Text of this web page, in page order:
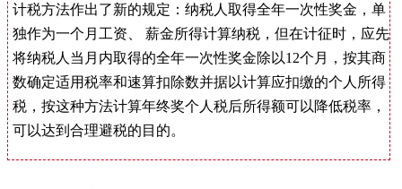
计税方法作出了新的规定：纳税人取得全年一次性奖金，单
独作为一个月工资、 薪金所得计算纳税，但在计征时，应先
将纳税人当月内取得的全年一次性奖金除以12个月，按其商
数确定适用税率和速算扣除数并据以计算应扣缴的个人所得
税，按这种方法计算年终奖个人税后所得额可以降低税率，
可以达到合理避税的目的。